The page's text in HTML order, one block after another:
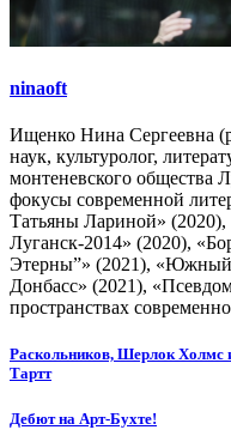
ninaoft
Ищенко Нина Сергеевна
наук, культуролог,
монтеневского общества
фокусы современной
Татьяны Лариной» (2020),
Луганск-2014» (2020),
Этерны”» (2021), «Южный
Донбасс» (2021),
пространствах
Навигация
по
записям
Раскольников, Шерлок Холмс
Тартт
Дебют на Арт-Бухте!